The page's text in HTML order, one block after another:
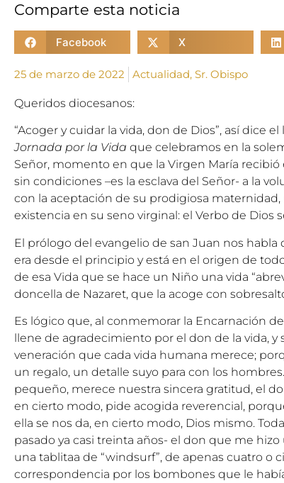
Comparte esta noticia
Facebook X
25 de marzo de 2022 Actualidad, Sr. Obispo
Queridos diocesanos:
“Acoger y cuidar la vida, don de Dios”, así dice
Jornada por la Vida que celebramos en la
Señor, momento en que la Virgen María
sin condiciones –es la esclava del Señor- a la
con la aceptación de su prodigiosa
existencia en su seno virginal: el Verbo de Dios
El prólogo del evangelio de san Juan nos habla
era desde el principio y está en el origen de
de esa Vida que se hace un Niño una vida
doncella de Nazaret, que la acoge con
Es lógico que, al conmemorar la Encarnación
llene de agradecimiento por el don de la vida, y
veneración que cada vida humana merece;
un regalo, un detalle suyo para con los
pequeño, merece nuestra sincera gratitud, el
en cierto modo, pide acogida reverencial,
ella se nos da, en cierto modo, Dios mismo.
pasado ya casi treinta años- el don que me
una tablitaa de “windsurf”, de apenas cuatro o
correspondencia por los bombones que le